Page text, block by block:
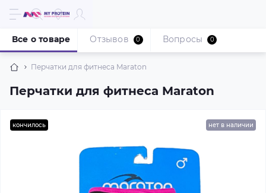
Перчатки для фитнеса Maraton
Перчатки для фитнеса Maraton
Все о товаре Отзывов 0 Вопросы 0
кончилось нет в наличии